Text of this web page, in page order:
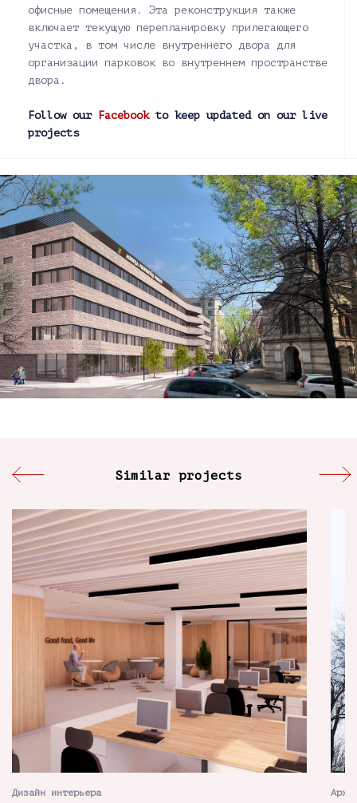
офисные помещения. Эта реконструкция также
включает текущую перепланировку прилегающего
участка, в том числе внутреннего двора для
организации парковок во внутреннем пространстве
двора.
Follow our Facebookto keep updated on our live
projects
Similar projects
Дизайн интерьера